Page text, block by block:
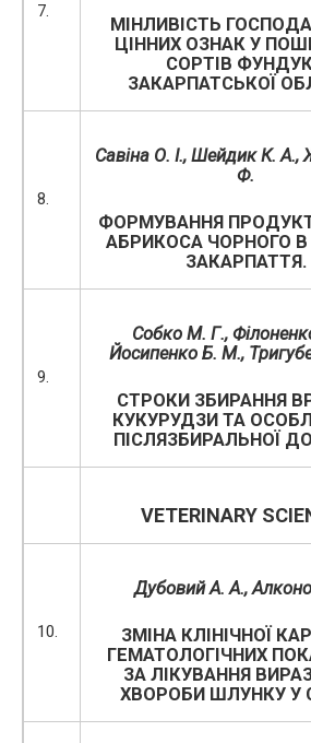
7.
МІНЛИВІСТЬ
ЦІННИХ ОЗНАК У
СОРТІВ
ЗАКАРПАТСЬКОЇ
8.
Савіна О. І., Шейдик К. А.,
Ф.
ФОРМУВАННЯ
АБРИКОСА ЧОРНОГО
ЗАКАРПАТТЯ.
9.
Собко М. Г.,
Йосипенко Б. М.,
СТРОКИ ЗБИРАННЯ
КУКУРУДЗИ ТА
ПІСЛЯЗБИРАЛЬНОЇ
VETERINARY
10.
Дубовий А. А.,
ЗМІНА КЛІНІЧНОЇ
ГЕМАТОЛОГІЧНИХ
ЗА ЛІКУВАННЯ
ХВОРОБИ ШЛУНКУ У